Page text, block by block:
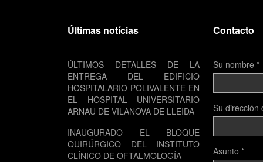
Últimas notícias
ÚLTIMOS DETALLES DE LA
ENTREGA DEL EDIFICIO
HOSPITALARIO POLIVALENTE EN
EL HOSPITAL UNIVERSITARIO
ARNAU DE VILANOVA DE LLEIDA
INAUGURADO EL BLOQUE
QUIRÚRGICO DEL INSTITUTO
CLÍNICO DE OFTALMOLOGÍA
Contacto
Su nombre *
Su
Asunto *